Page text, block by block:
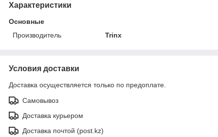
Характеристики
Основные
Производитель
Trinx
Условия доставки
Доставка осуществляется только по предоплате.
Самовывоз
Доставка курьером
Доставка почтой (post.kz)